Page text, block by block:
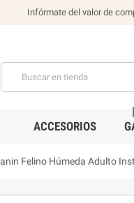
Infórmate del valor de
ACCESORIOS
Felino Húmeda Adulto